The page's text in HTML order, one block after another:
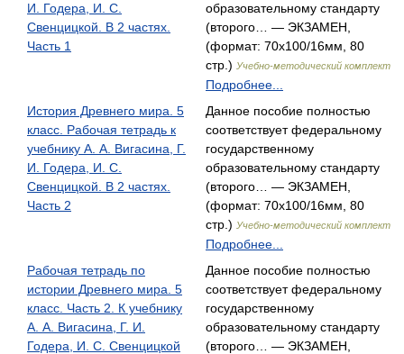
И. Годера, И. С.
Свенцицкой. В 2 частях.
Часть 1
образовательному стандарту
(второго… — ЭКЗАМЕН,
(формат: 70x100/16мм, 80
стр.) Учебно-методический комплект
Подробнее...
История Древнего мира. 5
класс. Рабочая тетрадь к
учебнику А. А. Вигасина, Г.
И. Годера, И. С.
Свенцицкой. В 2 частях.
Часть 2
Данное пособие полностью
соответствует федеральному
государственному
образовательному стандарту
(второго… — ЭКЗАМЕН,
(формат: 70x100/16мм, 80
стр.) Учебно-методический комплект
Подробнее...
Рабочая тетрадь по
истории Древнего мира. 5
класс. Часть 2. К учебнику
А. А. Вигасина, Г. И.
Годера, И. С. Свенцицкой
Данное пособие полностью
соответствует федеральному
государственному
образовательному стандарту
(второго… — ЭКЗАМЕН,